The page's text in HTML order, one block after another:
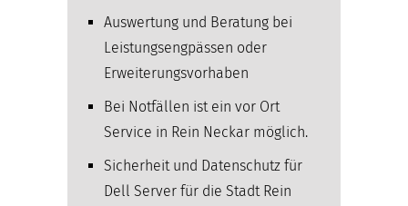
Auswertung und Beratung bei
Leistungsengpässen oder
Erweiterungsvorhaben
Bei Notfällen ist ein vor Ort
Service in Rein Neckar möglich.
Sicherheit und Datenschutz für
Dell Server für die Stadt Rein